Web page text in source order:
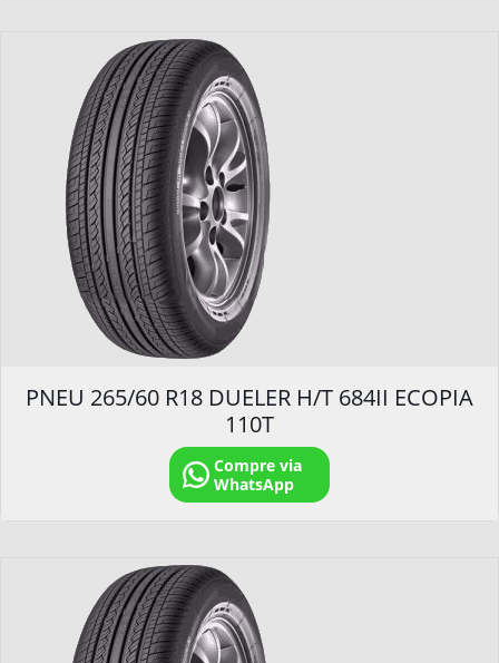
PNEU 265/60 R18 DUELER H/T 684II ECOPIA
110T
Compre via
WhatsApp